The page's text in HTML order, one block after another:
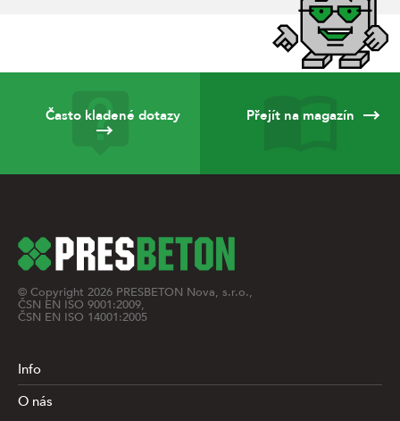
Často kladené dotazy Přejít na magazín
© Copyright 2026 PRESBETON Nova, s.r.o.,
ČSN EN ISO 9001:2009,
ČSN EN ISO 14001:2005
Info
O nás